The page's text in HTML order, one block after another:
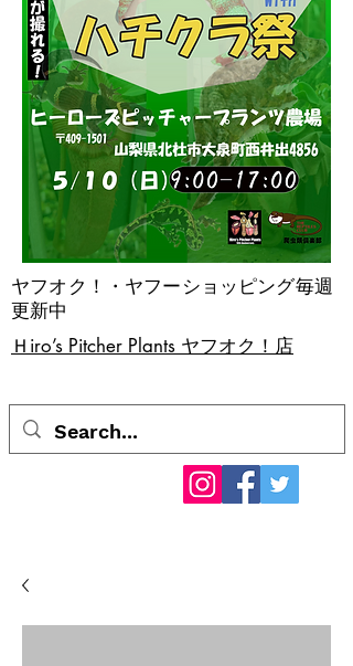
​Ｈiro’s Pitcher Plants ヤフオク！店
ヤフオク！・ヤフーショッピング毎週
更新中